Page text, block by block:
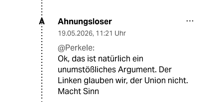
A Ahnungsloser
19.05.2026, 11:21 Uhr
@Perkele:
Ok, das ist natürlich ein
unumstößliches Argument. Der
Linken glauben wir, der Union nicht.
Macht Sinn